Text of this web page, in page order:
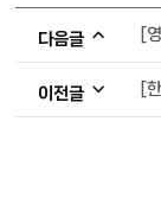
다음글 [
이전글